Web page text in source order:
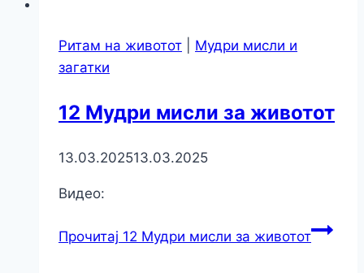
Ритам на животот
Мудри мисли и
загатки
12 Мудри мисли за животот
13.03.202513.03.2025
Видео:
Прочитај 12 Мудри мисли за животот